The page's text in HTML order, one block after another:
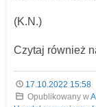
(K.N.)
Czytaj również
17.10.2022 15:58
Opublikowany w